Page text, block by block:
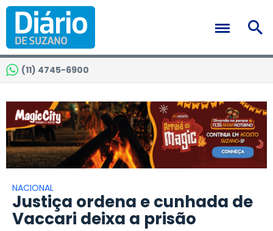
(11) 4745-6900
NACIONAL
Justiça ordena e cunhada de
Vaccari deixa a prisão